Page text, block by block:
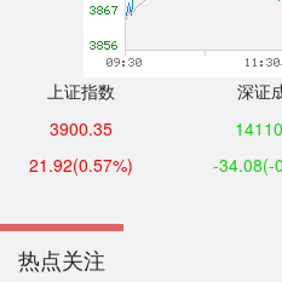
上证指数
3900.35
21.92(0.57%)
深证
-34.08(-
热点关注